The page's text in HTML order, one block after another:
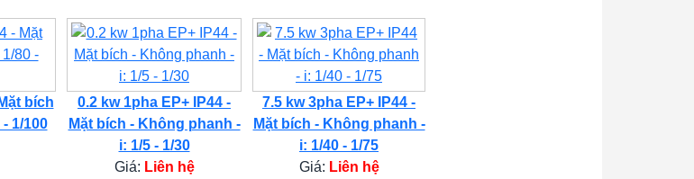
bích
1/100
0.2 kw 1pha EP+ IP44 -
Mặt bích - Không phanh -
i: 1/5 - 1/30
Giá: Liên hệ
7.5 kw 3pha EP+ IP44 -
Mặt bích - Không phanh -
i: 1/40 - 1/75
Giá: Liên hệ